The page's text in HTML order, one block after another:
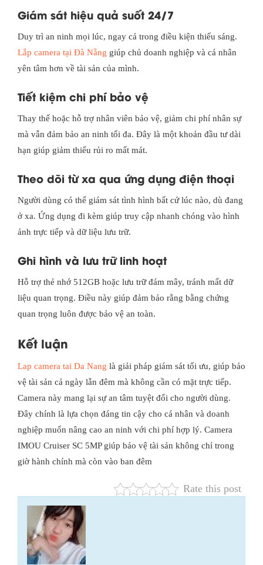
Giám sát hiệu quả suốt 24/7
Duy trì an ninh mọi lúc, ngay cả trong điều kiện thiếu sáng.
Lắp camera tại Đà Nẵng giúp chủ doanh nghiệp và cá nhân
yên tâm hơn về tài sản của mình.
Tiết kiệm chi phí bảo vệ
Thay thế hoặc hỗ trợ nhân viên bảo vệ, giảm chi phí nhân sự
mà vẫn đảm bảo an ninh tối đa. Đây là một khoản đầu tư dài
hạn giúp giảm thiểu rủi ro mất mát.
Theo dõi từ xa qua ứng dụng điện thoại
Người dùng có thể giám sát tình hình bất cứ lúc nào, dù đang
ở xa. Ứng dụng đi kèm giúp truy cập nhanh chóng vào hình
ảnh trực tiếp và dữ liệu lưu trữ.
Ghi hình và lưu trữ linh hoạt
Hỗ trợ thẻ nhớ 512GB hoặc lưu trữ đám mây, tránh mất dữ
liệu quan trọng. Điều này giúp đảm bảo rằng bằng chứng
quan trọng luôn được bảo vệ an toàn.
Kết luận
Lap camera tai Da Nang là giải pháp giám sát tối ưu, giúp bảo
vệ tài sản cả ngày lẫn đêm mà không cần có mặt trực tiếp.
Camera này mang lại sự an tâm tuyệt đối cho người dùng.
Đây chính là lựa chọn đáng tin cậy cho cá nhân và doanh
nghiệp muốn nâng cao an ninh với chi phí hợp lý. Camera
IMOU Cruiser SC 5MP giúp bảo vệ tài sản không chỉ trong
giờ hành chính mà còn vào ban đêm
Rate this post